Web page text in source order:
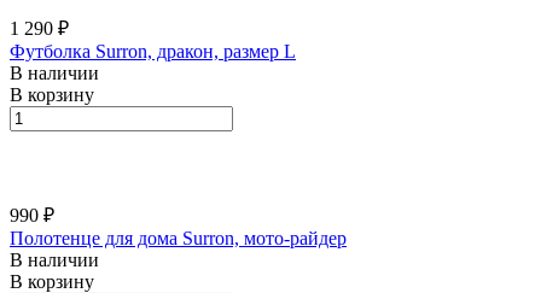
1 290 ₽
Футболка Surron, дракон, размер L
В наличии
В корзину
990 ₽
Полотенце для дома Surron, мото-райдер
В наличии
В корзину